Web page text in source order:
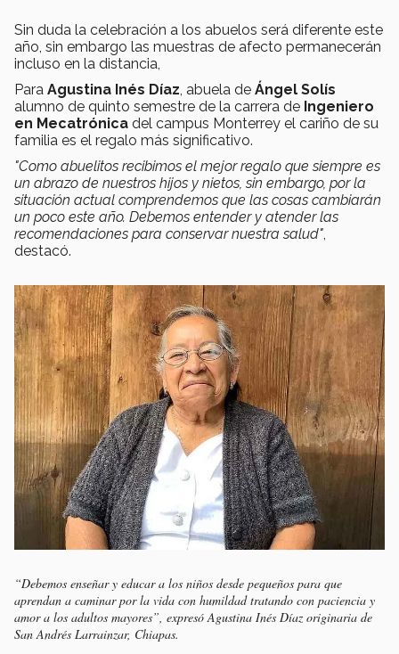
Sin duda la celebración a los abuelos será diferente este
año, sin embargo las muestras de afecto permanecerán
incluso en la distancia,
Para Agustina Inés Díaz, abuela de Ángel Solís
alumno de quinto semestre de la carrera de Ingeniero
en Mecatrónica del campus Monterrey el cariño de su
familia es el regalo más significativo.
"Como abuelitos recibimos el mejor regalo que siempre es
un abrazo de nuestros hijos y nietos, sin embargo, por la
situación actual comprendemos que las cosas cambiarán
un poco este año. Debemos entender y atender las
recomendaciones para conservar nuestra salud",
destacó.
“Debemos enseñar y educar a los niños desde pequeños para que
aprendan a caminar por la vida con humildad tratando con paciencia y
amor a los adultos mayores”, expresó Agustina Inés Díaz originaria de
San Andrés Larrainzar, Chiapas.